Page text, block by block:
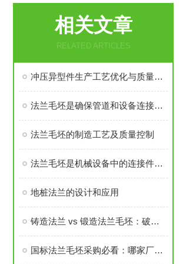
相关文章
RELATED ARTICLES
冲压异型件生产工艺优化与质量控制
法兰毛坯是确保管道和设备连接密封性、承载力的基础
法兰毛坯的制造工艺及质量控制
法兰毛坯是机械设备中的连接件之一
地桩法兰的设计和应用
铸造法兰 vs 锻造法兰毛坯：破坏性测试告诉你谁更耐用
国标法兰毛坯采购必看：哪家厂家的售后与口碑经得起考验？